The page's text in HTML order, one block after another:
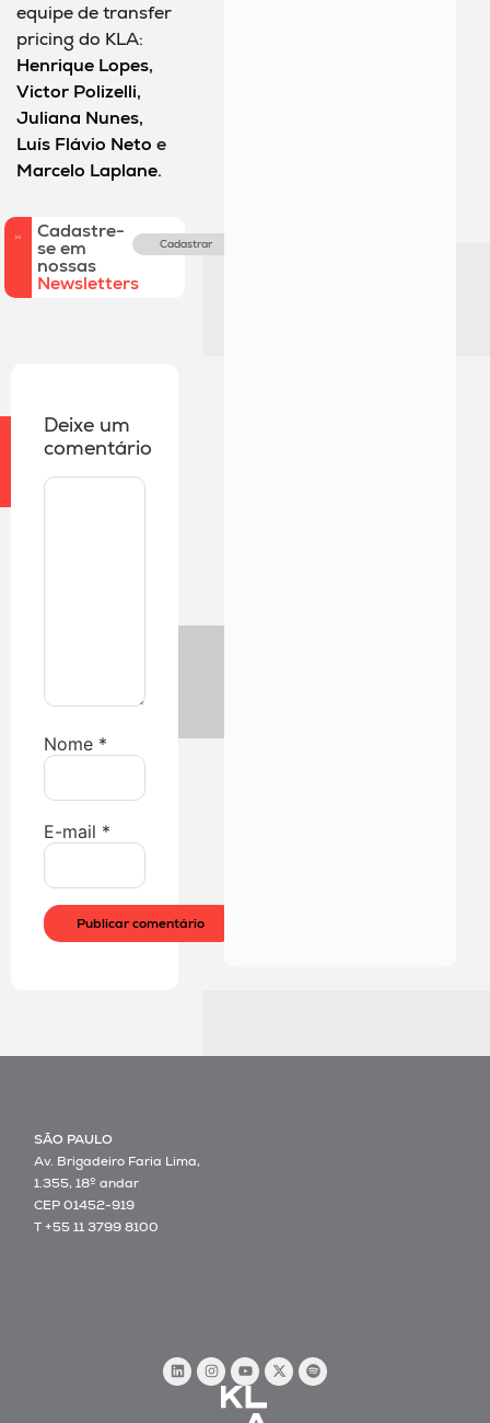
equipe de transfer
pricing do KLA:
Henrique Lopes,
Victor Polizelli,
Juliana Nunes,
Luís Flávio Neto e
Marcelo Laplane.
Cadastre-
se em
nossas
Newsletters
Cadastrar
Deixe um
comentário
Nome *
E-mail *
SÃO PAULO
Av. Brigadeiro Faria Lima,
1.355, 18º andar
CEP 01452-919
T +55 11 3799 8100